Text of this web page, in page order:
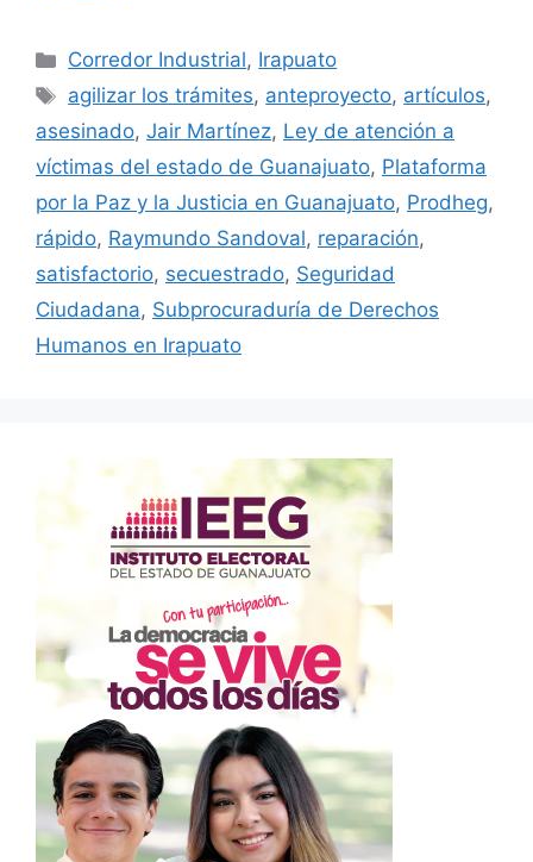
Categorías
Corredor Industrial, Irapuato
Etiquetas
agilizar los trámites, anteproyecto, artículos,
asesinado, Jair Martínez, Ley de atención a
víctimas del estado de Guanajuato, Plataforma
por la Paz y la Justicia en Guanajuato, Prodheg,
rápido, Raymundo Sandoval, reparación,
satisfactorio, secuestrado, Seguridad
Ciudadana, Subprocuraduría de Derechos
Humanos en Irapuato